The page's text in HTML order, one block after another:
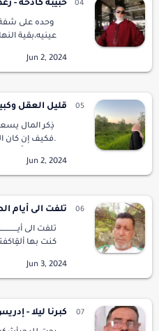
حبيبة كادحة -
وحده على
عينيه،بقية
،في
قليل العقل
ذِكر المال
.فكيف إن كان
.اوتدرك أن
تلفت الى أيام
تلفت الى
كنت بها
القلب…
كبرنا ليلا -